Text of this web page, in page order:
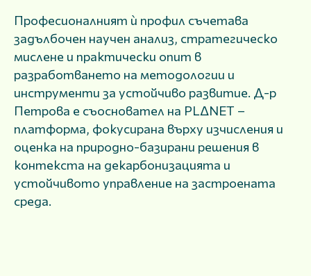
Професионалният ѝ профил съчетава
задълбочен научен анализ, стратегическо
мислене и практически опит в
разработването на методологии и
инструменти за устойчиво развитие. Д-р
Петрова е съосновател на PLΔNET –
платформа, фокусирана върху изчисления и
оценка на природно-базирани решения в
контекста на декарбонизацията и
устойчивото управление на застроената
среда.